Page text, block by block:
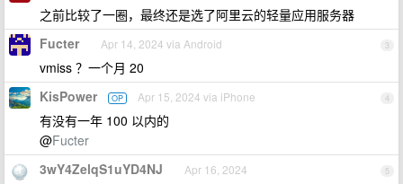
之前比较了一圈，最终还是选了阿里云的轻量应用服务器
3
Fucter Apr 14, 2024 via Android
vmiss ？一个月 20
4
KisPower OP Apr 15, 2024 via iPhone
有没有一年 100 以内的
@Fucter
5
3wY4ZelqS1uYD4NJ Apr 16, 2024